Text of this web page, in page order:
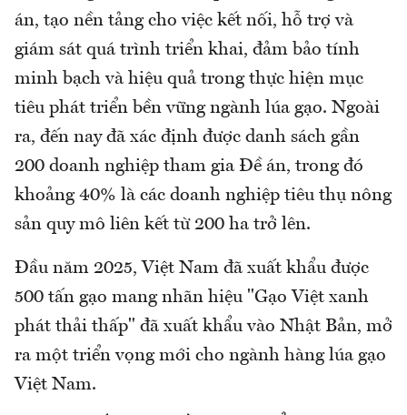
án, tạo nền tảng cho việc kết nối, hỗ trợ và
giám sát quá trình triển khai, đảm bảo tính
minh bạch và hiệu quả trong thực hiện mục
tiêu phát triển bền vững ngành lúa gạo. Ngoài
ra, đến nay đã xác định được danh sách gần
200 doanh nghiệp tham gia Đề án, trong đó
khoảng 40% là các doanh nghiệp tiêu thụ nông
sản quy mô liên kết từ 200 ha trở lên.
Đầu năm 2025, Việt Nam đã xuất khẩu được
500 tấn gạo mang nhãn hiệu "Gạo Việt xanh
phát thải thấp" đã xuất khẩu vào Nhật Bản, mở
ra một triển vọng mới cho ngành hàng lúa gạo
Việt Nam.